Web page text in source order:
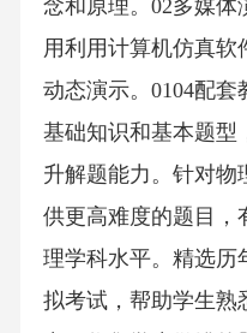
念和原理。02多媒体
用利用计算机仿真
动态演示。0104配
基础知识和基本题型
升解题能力。针对物
供更高难度的题目，
理学科水平。精选历
拟考试，帮助学生熟